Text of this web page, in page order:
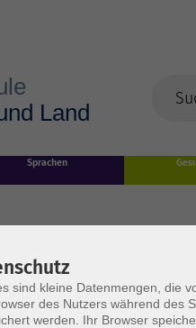
Sprachen
sind kleine Datenmengen, die
des Nutzers während des
werden. Ihr Browser